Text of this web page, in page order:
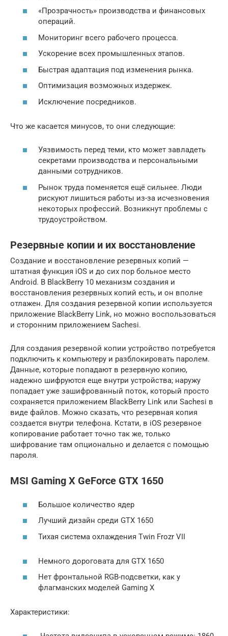
«Прозрачность» производства и финансовых
операций.
Мониторинг всего рабочего процесса.
Ускорение всех промышленных этапов.
Быстрая адаптация под изменения рынка.
Оптимизация возможных издержек.
Исключение посредников.
Что же касается минусов, то они следующие:
Уязвимость перед теми, кто может завладеть
секретами производства и персональными
данными сотрудников.
Рынок труда поменяется ещё сильнее. Люди
рискуют лишиться работы из-за исчезновения
некоторых профессий. Возникнут проблемы с
трудоустройством.
Резервные копии и их восстановление
Создание и восстановление резервных копий —
штатная функция iOS и до сих пор больное место
Android. В BlackBerry 10 механизм создания и
восстановления резервных копий есть, и он вполне
отлажен. Для создания резервной копии используется
приложение BlackBerry Link, но можно воспользоваться
и сторонним приложением Sachesi.
Для создания резервной копии устройство потребуется
подключить к компьютеру и разблокировать паролем.
Данные, которые попадают в резервную копию,
надежно шифруются еще внутри устройства; наружу
попадает уже зашифрованный поток, который просто
сохраняется приложением BlackBerry Link или Sachesi в
виде файлов. Можно сказать, что резервная копия
создается внутри телефона. Кстати, в iOS резервное
копирование работает точно так же, только
шифрование там опционально и делается с помощью
пароля.
MSI Gaming X GeForce GTX 1650
Большое количество ядер
Лучший дизайн среди GTX 1650
Тихая система охлаждения Twin Frozr VII
Немного дороговата для GTX 1650
Нет фронтальной RGB-подсветки, как у
флагманских моделей Gaming X
Характеристики: